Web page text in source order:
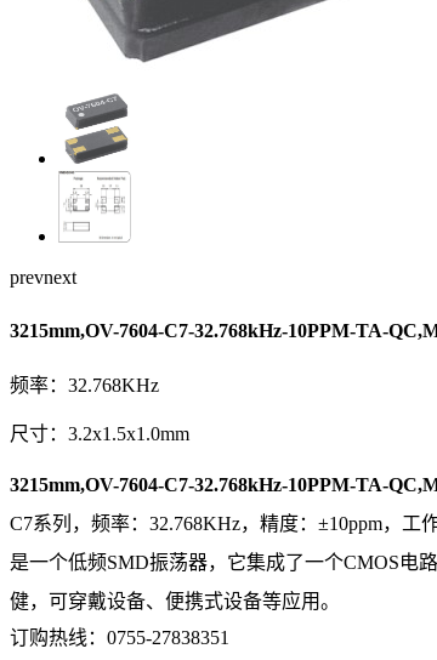
prevnext
3215mm,OV-7604-C7-32.768kHz-10PPM-TA-
频率：32.768KHz
尺寸：3.2x1.5x1.0mm
3215mm,OV-7604-C7-32.768kHz-10PPM-TA-
C7系列，频率：32.768KHz，精度：±10ppm，
是一个低频SMD振荡器，它集成了一个CMOS电
健，可穿戴设备、便携式设备等应用。
订购热线： 0755-27838351